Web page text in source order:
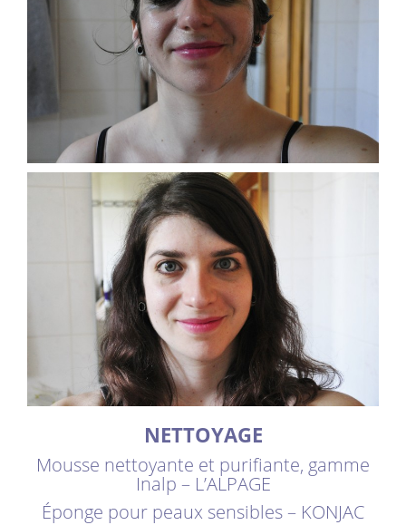
NETTOYAGE
Mousse nettoyante et purifiante, gamme
Inalp – L’ALPAGE
Éponge pour peaux sensibles – KONJAC